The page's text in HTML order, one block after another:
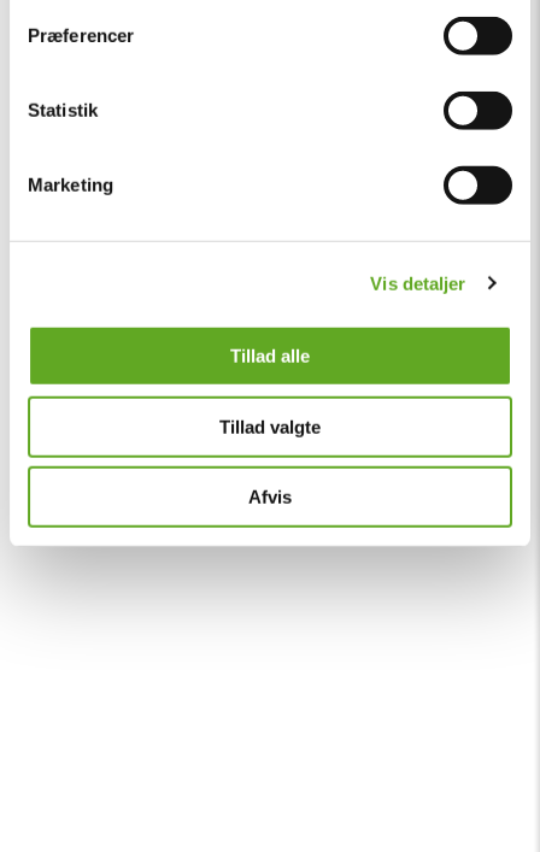
Præferencer
Statistik
Marketing
Vis detaljer
Tillad alle
Tillad valgte
Afvis